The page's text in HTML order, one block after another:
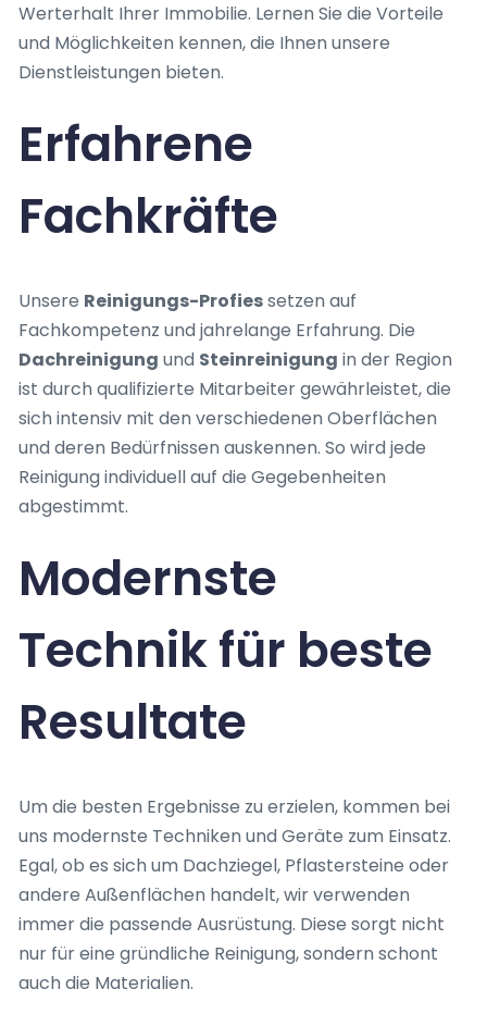
Werterhalt Ihrer Immobilie. Lernen Sie die Vorteile
und Möglichkeiten kennen, die Ihnen unsere
Dienstleistungen bieten.
Erfahrene
Fachkräfte
Unsere Reinigungs-Profiessetzen auf
Fachkompetenz und jahrelange Erfahrung. Die
Dachreinigung und Steinreinigung in der Region
ist durch qualifizierte Mitarbeiter gewährleistet, die
sich intensiv mit den verschiedenen Oberflächen
und deren Bedürfnissen auskennen. So wird jede
Reinigung individuell auf die Gegebenheiten
abgestimmt.
Modernste
Technik für beste
Resultate
Um die besten Ergebnisse zu erzielen, kommen bei
uns modernste Techniken und Geräte zum Einsatz.
Egal, ob es sich um Dachziegel, Pflastersteine oder
andere Außenflächen handelt, wir verwenden
immer die passende Ausrüstung. Diese sorgt nicht
nur für eine gründliche Reinigung, sondern schont
auch die Materialien.